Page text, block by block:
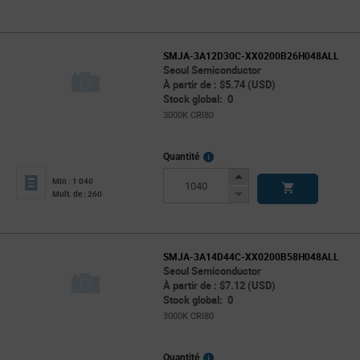
SMJA-3A12D30C-XX0200B26H048ALL
Seoul Semiconductor
À partir de : $5.74 (USD)
Stock global: 0
3000K CRI80
Min : 1 040
Mult. de : 260
Quantité
More
Increase
Decrease
SMJA-3A14D44C-XX0200B58H048ALL
Seoul Semiconductor
À partir de : $7.12 (USD)
Stock global: 0
3000K CRI80